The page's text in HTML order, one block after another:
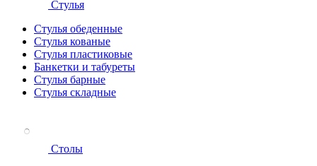
Стулья
Стулья обеденные
Стулья кованые
Стулья пластиковые
Банкетки и табуреты
Стулья барные
Стулья складные
Столы